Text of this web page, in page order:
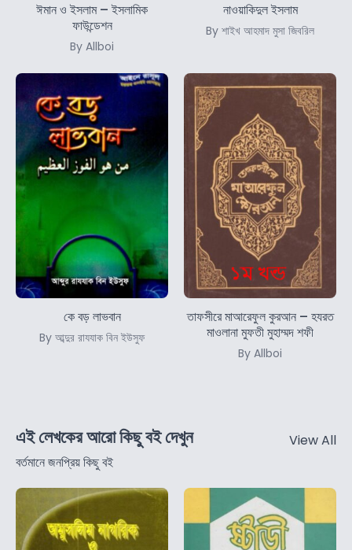
ঈমান ও ইসলাম – ইসলামিক
ফাউন্ডেশন
By Allboi
নাওয়াকিদুল ইসলাম
By শাইখ আহমাদ মুসা জিবরিল
কে বড় লাভবান
By আব্দুর রাযযাক বিন ইউসুফ
তাফসীরে মাআরেফুল কুরআন – হযরত
মাওলানা মুফতী মুহাম্মদ শফী
By Allboi
এই লেখকের আরো কিছু বই দেখুন
বর্তমানে জনপ্রিয় কিছু বই
View All